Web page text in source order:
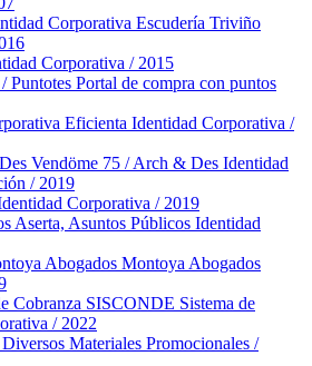
Escudería Triviño
Corporativa / 2015
Puntotes Portal de compra con puntos
Eficienta Identidad Corporativa /
Vendöme 75 / Arch & Des Identidad
/ 2019
Corporativa / 2019
Aserta, Asuntos Públicos Identidad
Montoya Abogados
SISCONDE Sistema de
/ 2022
Diversos Materiales Promocionales /